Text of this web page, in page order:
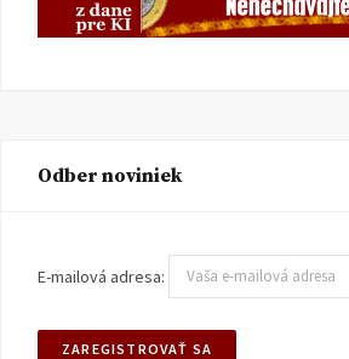
Odber noviniek
E-mailová adresa: